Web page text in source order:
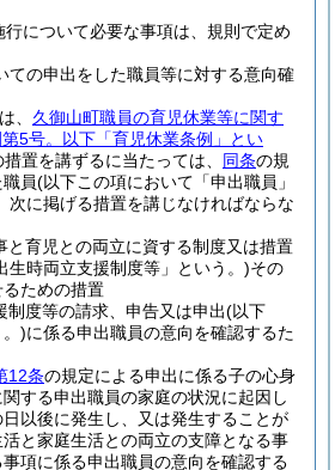
行について必要な事項は、規則で定め
ての申出をした職員等に対する意向確
、 久御山町職員の育児休業等に関す
5号。以下「育児休業条例」とい
措置を講ずるに当たっては、 同条の規
員(以下この項において「申出職員」
次に掲げる措置を講じなければならな
と育児との両立に資する制度又は措置
生時両立支援制度等」という。)その
ための措置
制度等の請求、申告又は申出(以下
。)に係る申出職員の意向を確認するた
12条の規定による申出に係る子の心身
する申出職員の家庭の状況に起因し
以後に発生し、又は発生することが
と家庭生活との両立の支障となる事
項に係る申出職員の意向を確認する